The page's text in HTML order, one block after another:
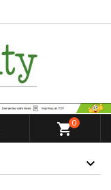
shopping_cart0